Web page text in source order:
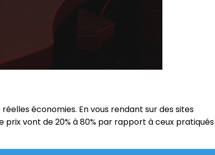
économies. En vous rendant sur des sites
prix vont de 20% à 80% par rapport à ceux pratiqués